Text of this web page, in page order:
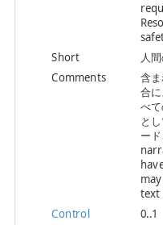
Short
人
Comments
含
合
べ
と
ー
text
Control
0..1